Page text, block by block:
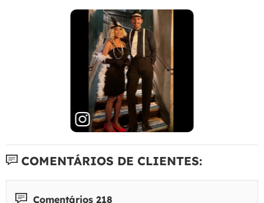
COMENTÁRIOS DE CLIENTES:
Comentários 218